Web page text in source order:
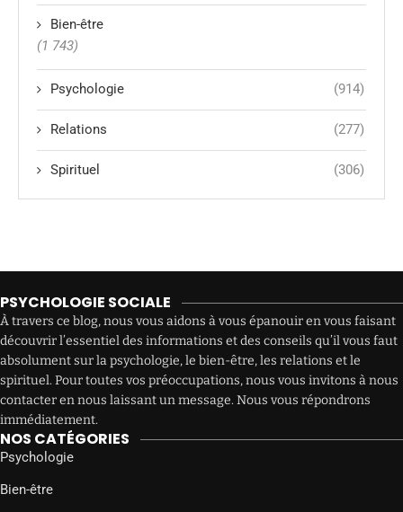
Bien-être
(1 743)
Psychologie (914)
Relations (277)
Spirituel (306)
PSYCHOLOGIE SOCIALE
À travers ce blog, nous vous aidons à vous épanouir en vous faisant
découvrir l’essentiel des informations et des conseils qu’il vous faut
absolument sur la psychologie, le bien-être, les relations et le
spirituel. Pour toutes vos préoccupations, nous vous invitons à nous
contacter en nous laissant un message. Nous vous répondrons
immédiatement.
NOS CATÉGORIES
Psychologie
Bien-être